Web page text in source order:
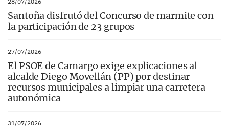
Santoña disfrutó del Concurso de marmite con
la participación de 23 grupos
27/07/2026
El PSOE de Camargo exige explicaciones al
alcalde Diego Movellán (PP) por destinar
recursos municipales a limpiar una carretera
autonómica
31/07/2026